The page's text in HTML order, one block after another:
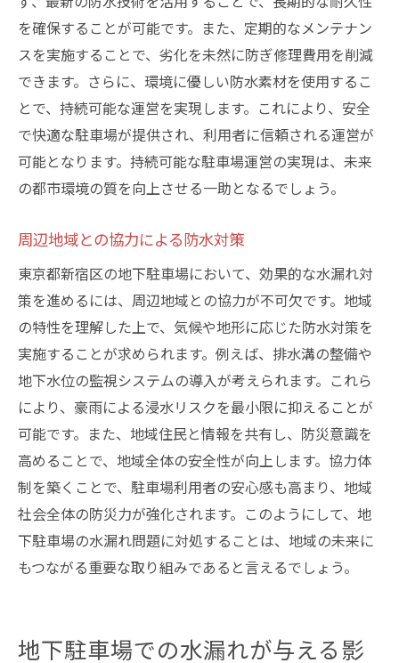
を確保することが可能です。また、定期的なメンテナン
スを実施することで、劣化を未然に防ぎ修理費用を削減
できます。さらに、環境に優しい防水素材を使用するこ
とで、持続可能な運営を実現します。これにより、安全
で快適な駐車場が提供され、利用者に信頼される運営が
可能となります。持続可能な駐車場運営の実現は、未来
の都市環境の質を向上させる一助となるでしょう。
周辺地域との協力による防水対策
東京都新宿区の地下駐車場において、効果的な水漏れ対
策を進めるには、周辺地域との協力が不可欠です。地域
の特性を理解した上で、気候や地形に応じた防水対策を
実施することが求められます。例えば、排水溝の整備や
地下水位の監視システムの導入が考えられます。これら
により、豪雨による浸水リスクを最小限に抑えることが
可能です。また、地域住民と情報を共有し、防災意識を
高めることで、地域全体の安全性が向上します。協力体
制を築くことで、駐車場利用者の安心感も高まり、地域
社会全体の防災力が強化されます。このようにして、地
下駐車場の水漏れ問題に対処することは、地域の未来に
もつながる重要な取り組みであると言えるでしょう。
地下駐車場での水漏れが与える影